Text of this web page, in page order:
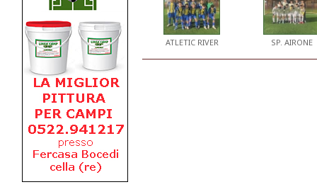
ATLETIC RIVER SP. AIRONE